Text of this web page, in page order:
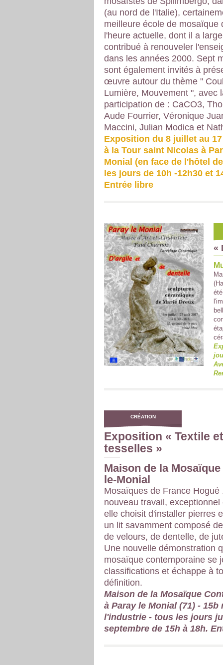
(au nord de l'Italie),
meilleure école de mosaïque
l'heure actuelle, dont il a
contribué à renouveler
dans les années 2000. Sept
sont également invités à
œuvre autour du thème "
Lumière, Mouvement ", avec
participation de : CaCO3,
Aude Fourrier, Véronique
Maccini, Julian Modica et
Exposition du 8 juillet au
à la Tour saint Nicolas à
Monial (en face de l'hôtel
les jours de 10h -12h30 et
Entrée libre
«
CRÉATION
Exposition « Textile et
tesselles »
Maison de la
le-Monial
Mosaïques de France Hogué
nouveau travail, exceptionnel
elle choisit d'installer pierres
un lit savamment composé
de velours, de dentelle, de
Une nouvelle démonstration
mosaïque contemporaine se
classifications et échappe à
définition.
Maison de la Mosaïque
à Paray le Monial (71) - 15b
l'industrie - tous les jours
septembre de 15h à 18h.